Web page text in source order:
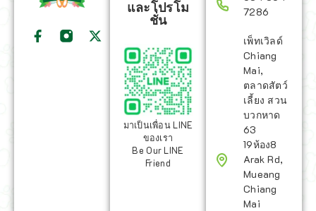
และโปรโม
ชั่น
มาเป็นเพื่อน LINE
ของเรา
Be Our LINE
Friend
7286
เพ็ทเวิลด์
Chiang
Mai,
ตลาดสัตว์
เลี้ยง สวน
บวกหาด
63
19ห้อง8
Arak Rd,
Mueang
Chiang
Mai